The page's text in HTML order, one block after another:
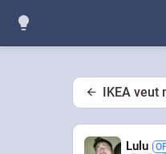
IKEA veut
Lulu